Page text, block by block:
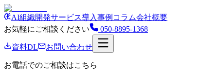
AI組織開発サービス導入事例 コラム会社概要
お気軽にご相談ください
050-8895-1368
資料DL お問い合わせ
お電話でのご相談はこちら